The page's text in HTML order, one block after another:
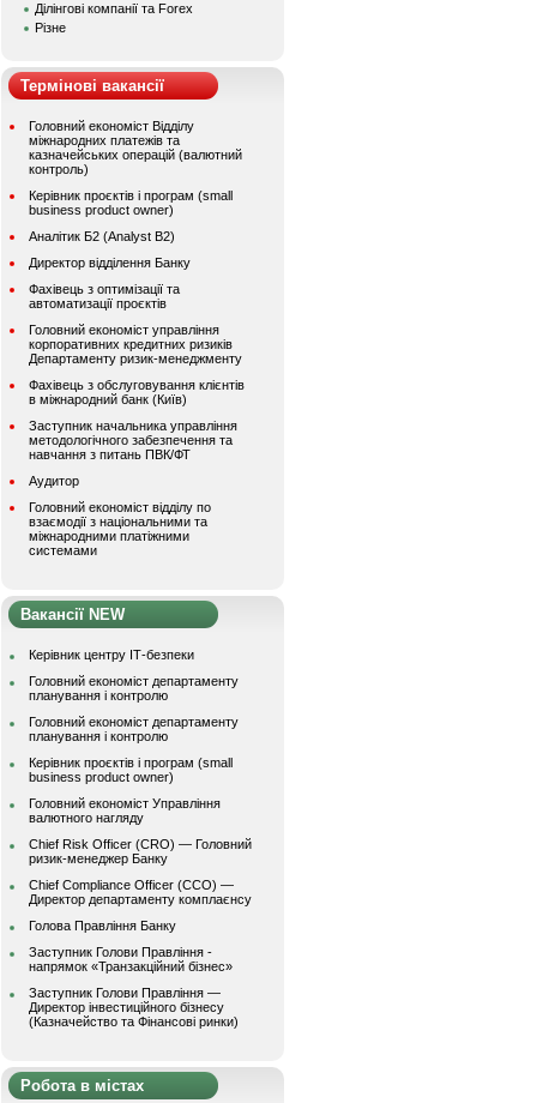
Ділінгові компанії та Forex
Різне
Термінові вакансії
Головний економіст Відділу
міжнародних платежів та
казначейських операцій (валютний
контроль)
Керівник проєктів і програм (small
business product owner)
Аналітик Б2 (Analyst B2)
Директор відділення Банку
Фахівець з оптимізації та
автоматизації проєктів
Головний економіст управління
корпоративних кредитних ризиків
Департаменту ризик-менеджменту
Фахівець з обслуговування клієнтів
в міжнародний банк (Київ)
Заступник начальника управління
методологічного забезпечення та
навчання з питань ПВК/ФТ
Аудитор
Головний економіст відділу по
взаємодії з національними та
міжнародними платіжними
системами
Вакансії NEW
Керівник центру ІТ-безпеки
Головний економіст департаменту
планування і контролю
Головний економіст департаменту
планування і контролю
Керівник проєктів і програм (small
business product owner)
Головний економіст Управління
валютного нагляду
Chief Risk Officer (CRO) — Головний
ризик-менеджер Банку
Chief Compliance Officer (CCO) —
Директор департаменту комплаєнсу
Голова Правління Банку
Заступник Голови Правління -
напрямок «Транзакційний бізнес»
Заступник Голови Правління —
Директор інвестиційного бізнесу
(Казначейство та Фінансові ринки)
Робота в містах